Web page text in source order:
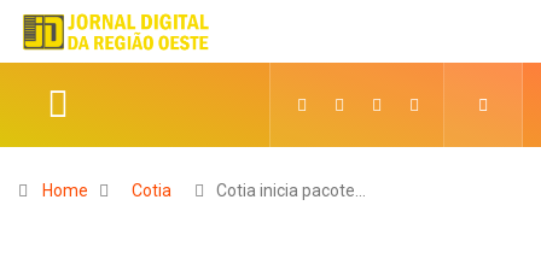
Home Cotia Cotia inicia pacote…